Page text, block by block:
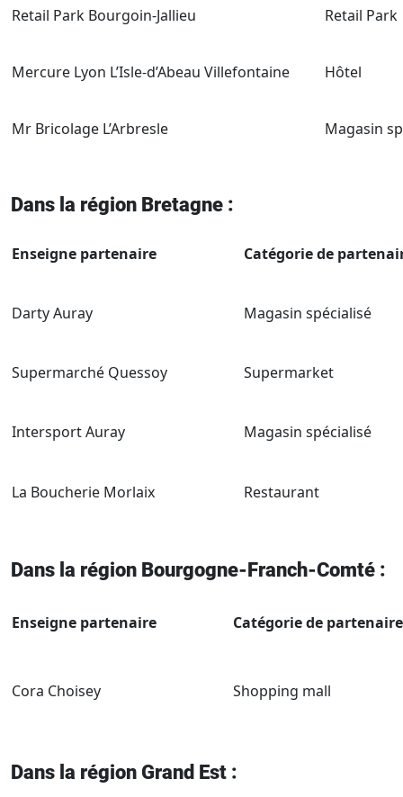
Retail Park Bourgoin-Jallieu Retail Park
Mercure Lyon L’Isle-d’Abeau Villefontaine Hôtel
Mr Bricolage L’Arbresle Magasin
Dans la région Bretagne :
Enseigne partenaire Catégorie de
Darty Auray Magasin spécialisé
Supermarché Quessoy Supermarket
Intersport Auray Magasin spécialisé
La Boucherie Morlaix Restaurant
Dans la région Bourgogne-Franch-Comté :
Enseigne partenaire Catégorie de
Cora Choisey Shopping mall
Dans la région Grand Est :